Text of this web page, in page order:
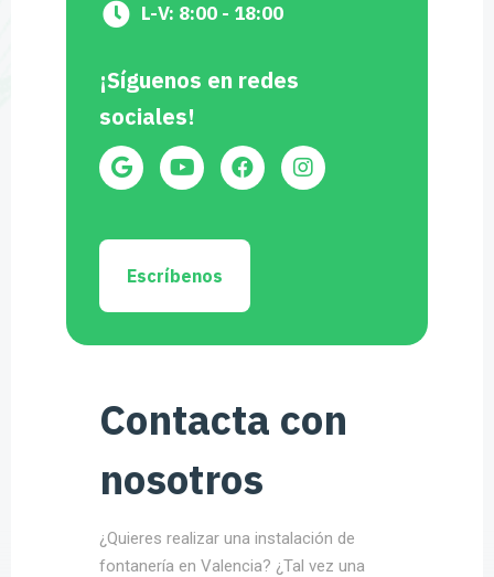
L-V: 8:00 - 18:00
¡Síguenos en redes
sociales!
Escríbenos
Contacta con
nosotros
¿Quieres realizar una instalación de
fontanería en Valencia? ¿Tal vez una